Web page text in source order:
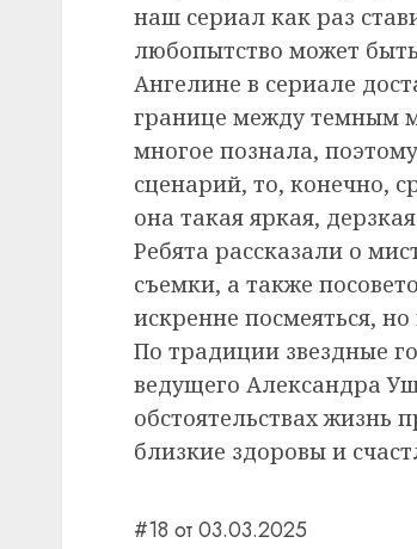
наш сериал как раз
любопытство может
Ангелине в сериале
границе между темным
многое познала,
сценарий, то, конечно,
она такая яркая,
Ребята рассказали о
съемки, а также
искренне посмеяться, но
По традиции звездные
ведущего Александра
обстоятельствах жизнь
близкие здоровы и
#18 от 03.03.2025